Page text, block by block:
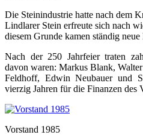
Die Steinindustrie hatte nach dem
Lindlarer Stein erfreute sich nach
diesem Grunde kamen ständig
Nach der 250 Jahrfeier traten
davon waren: Markus Blank,
Feldhoff, Edwin Neubauer und
vierzig Jahren für die Finanzen des
Vorstand 1985